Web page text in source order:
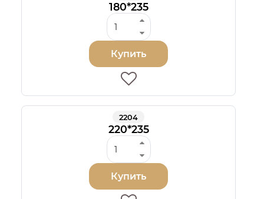
180*235
Купить
2204
220*235
Купить